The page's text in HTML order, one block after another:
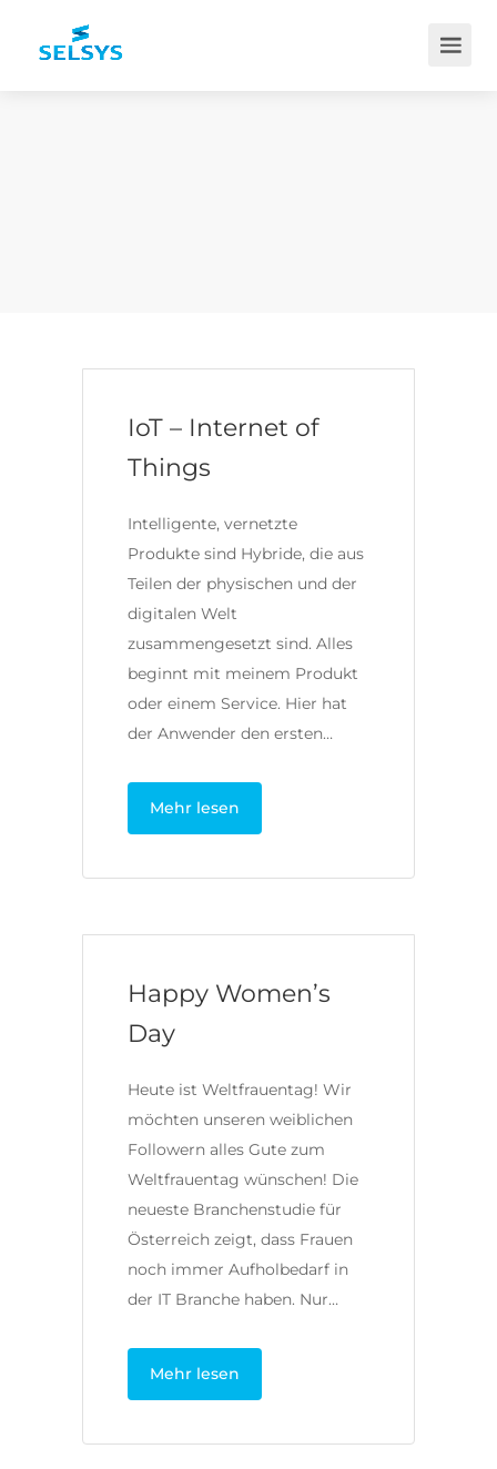
IoT – Internet of
Things
Intelligente, vernetzte
Produkte sind Hybride, die aus
Teilen der physischen und der
digitalen Welt
zusammengesetzt sind. Alles
beginnt mit meinem Produkt
oder einem Service. Hier hat
der Anwender den ersten…
Mehr lesen
Happy Women’s
Day
Heute ist Weltfrauentag! Wir
möchten unseren weiblichen
Followern alles Gute zum
Weltfrauentag wünschen! Die
neueste Branchenstudie für
Österreich zeigt, dass Frauen
noch immer Aufholbedarf in
der IT Branche haben. Nur…
Mehr lesen